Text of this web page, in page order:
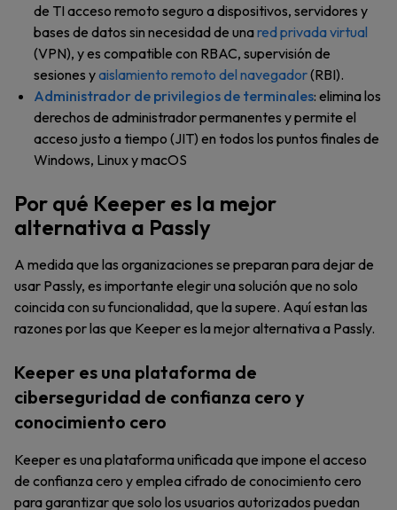
de TI acceso remoto seguro a dispositivos, servidores y
bases de datos sin necesidad de unared privada virtual
(VPN), y es compatible con RBAC, supervisión de
sesiones yaislamiento remoto del navegador(RBI).
Administrador de privilegios de terminales: elimina los
derechos de administrador permanentes y permite el
acceso justo a tiempo (JIT) en todos los puntos finales de
Windows, Linux y macOS
Por qué Keeper es la mejor
alternativa a Passly
A medida que las organizaciones se preparan para dejar de
usar Passly, es importante elegir una solución que no solo
coincida con su funcionalidad, que la supere. Aquí estan las
razones por las que Keeper es la mejor alternativa a Passly.
Keeper es una plataforma de
ciberseguridad de confianza cero y
conocimiento cero
Keeper es una plataforma unificada que impone el acceso
de confianza cero y emplea cifrado de conocimiento cero
para garantizar que solo los usuarios autorizados puedan